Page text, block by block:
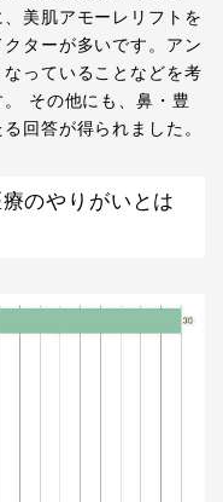
美肌アモーレリフトを
ターが多いです。アン
っていることなどを考
その他にも、鼻・豊
回答が得られました。
のやりがいとは